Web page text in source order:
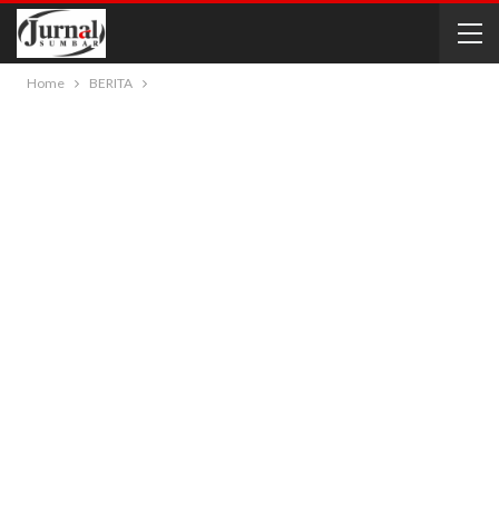
Home BERITA